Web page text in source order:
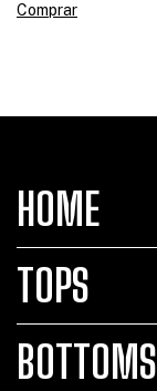
Comprar
HOME
TOPS
BOTTOMS